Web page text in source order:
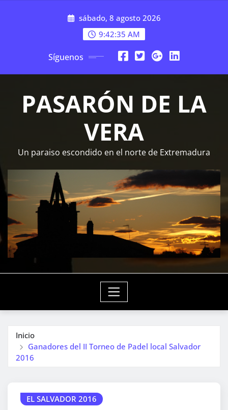
sábado, 8 agosto 2026
9:42:36 AM
Síguenos
PASARÓN DE LA
VERA
Un paraiso escondido en el norte de Extremadura
Inicio
Ganadores del II Torneo de Padel local Salvador
2016
EL SALVADOR 2016